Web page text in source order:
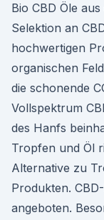
Bio CBD Öle
Selektion an
hochwertigen
organischen
die schonende
Vollspektrum
des Hanfs
Tropfen und Öl
Alternative zu
Produkten.
angeboten.